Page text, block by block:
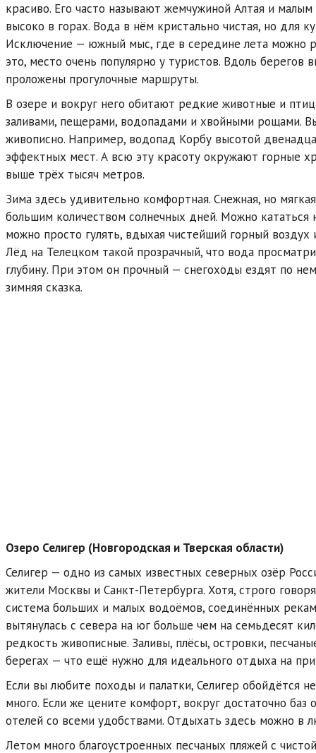
красиво. Его часто называют жемчужиной Алтая и
высоко в горах. Вода в нём кристально чистая, но для
Исключение — южный мыс, где в середине лета можно
это, место очень популярно у туристов. Вдоль берегов
проложены прогулочные маршруты.
В озере и вокруг него обитают редкие животные и
заливами, пещерами, водопадами и хвойными рощами.
живописно. Например, водопад Корбу высотой
эффектных мест. А всю эту красоту окружают горные
выше трёх тысяч метров.
Зима здесь удивительно комфортная. Снежная, но
большим количеством солнечных дней. Можно кататься
можно просто гулять, вдыхая чистейший горный
Лёд на Телецком такой прозрачный, что вода
глубину. При этом он прочный — снегоходы ездят по
зимняя сказка.
Озеро Селигер (Новгородская и Тверская области)
Селигер — одно из самых известных северных озёр
жители Москвы и Санкт-Петербурга. Хотя, строго
система больших и малых водоёмов, соединённых
вытянулась с севера на юг больше чем на семьдесят
редкость живописные. Заливы, плёсы, островки,
берегах — что ещё нужно для идеального отдыха на
Если вы любите походы и палатки, Селигер обойдётся
много. Если же цените комфорт, вокруг достаточно баз
отелей со всеми удобствами. Отдыхать здесь можно в
Летом много благоустроенных песчаных пляжей с